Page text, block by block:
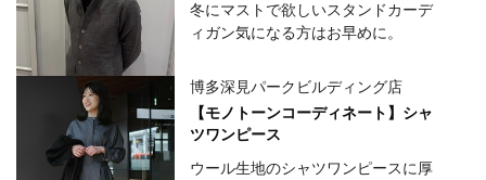
冬にマストで欲しいスタンドカーデ
ィガン気になる方はお早めに。
博多深見パークビルディング店
【モノトーンコーディネート】シャ
ツワンピース
ウール生地のシャツワンピースに厚